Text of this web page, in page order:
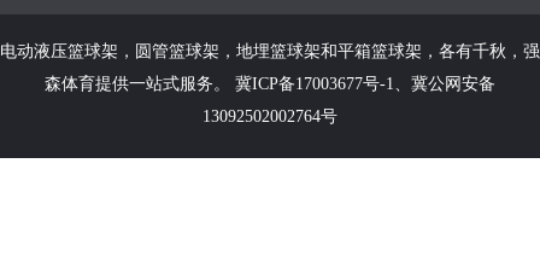
电动液压篮球架 ， 圆管篮球架 ， 地埋篮球架和平箱篮球架 ，各有千秋，强
森体育提供一站式服务。 冀ICP备17003677号-1
冀公网安备
13092502002764号